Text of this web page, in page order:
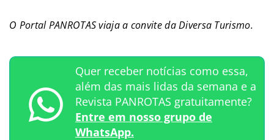
O Portal PANROTAS viaja a convite da Diversa Turismo.
Quer receber notícias como essa,
além das mais lidas da semana e a
Revista PANROTAS gratuitamente?
Entre em nosso grupo de
WhatsApp.